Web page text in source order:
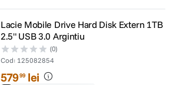
Lacie Mobile Drive Hard Disk Extern 1TB
2.5" USB 3.0 Argintiu
(0)
Cod: 125082854
57999 lei